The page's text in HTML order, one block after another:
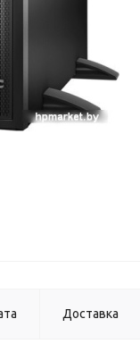
Доставка